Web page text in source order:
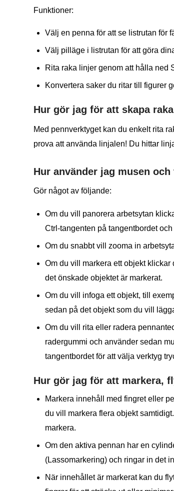
Funktioner:
Välj en penna för att se listrutan för
Välj pilläge i listrutan för att göra
Rita raka linjer genom att hålla ned
Konvertera saker du ritar till figurer
Hur gör jag för att skapa
Med pennverktyget kan du enkelt rita
prova att använda linjalen! Du hittar
Hur använder jag musen
Gör något av följande:
Om du vill panorera arbetsytan
Ctrl-tangenten på tangentbordet
Om du snabbt vill zooma in
Om du vill markera ett objekt
det önskade objektet är markerat.
Om du vill infoga ett objekt, till
sedan på det objekt som du vill
Om du vill rita eller radera
radergummi och använder sedan
tangentbordet för att välja verktyg
Hur gör jag för att markera,
Markera innehåll med fingret eller
du vill markera flera objekt
markera.
Om den aktiva pennan har en
(Lassomarkering) och ringar in det
När innehållet är markerat kan du